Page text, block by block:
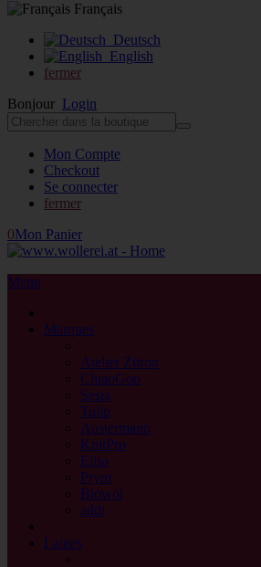
Français
Deutsch
English
fermer
Bonjour Login
Mon Compte
Checkout
Se connecter
fermer
0Mon Panier
Menu
Marques
Atelier Zitron
ChiaoGoo
Sesia
Tulip
Austermann
KnitPro
Elisa
Prym
Biowol
addi
Laines